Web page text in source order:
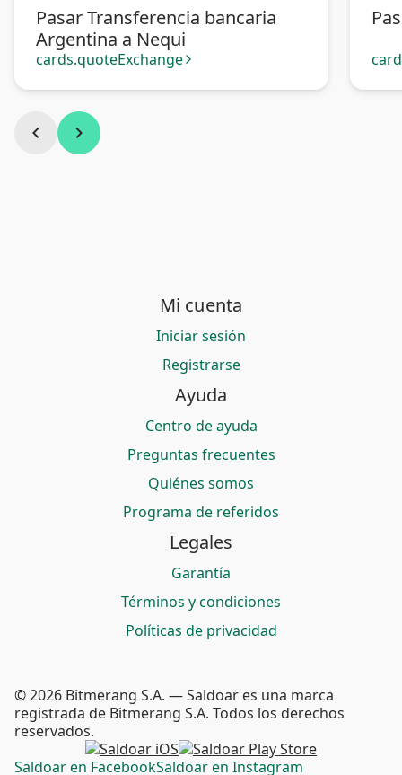
Pasar Transferencia bancaria
Argentina a Nequi
cards.quoteExchange arrow_forward_ios
chevron_left chevron_right
Mi cuenta
Iniciar sesión
Registrarse
Ayuda
Centro de ayuda
Preguntas frecuentes
Quiénes somos
Programa de referidos
Legales
Garantía
Términos y condiciones
Políticas de privacidad
Saldoar en FacebookSaldoar en Instagram
© 2026 Bitmerang S.A. — Saldoar es una marca
registrada de Bitmerang S.A. Todos los derechos
reservados.